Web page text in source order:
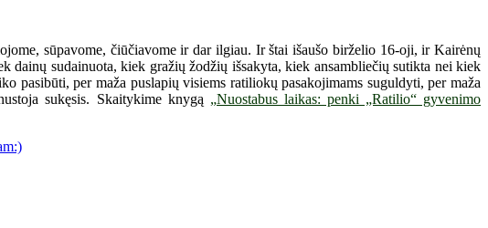
sūpavome, čiūčiavome ir dar ilgiau. Ir štai išaušo birželio 16-oji, ir Kairėnų
dainų sudainuota, kiek gražių žodžių išsakyta, kiek ansambliečių sutikta nei kiek
pasibūti, per maža puslapių visiems ratiliokų pasakojimams suguldyti, per maža
sukęsis. Skaitykime knygą „Nuostabus laikas: penki „Ratilio“ gyvenimo